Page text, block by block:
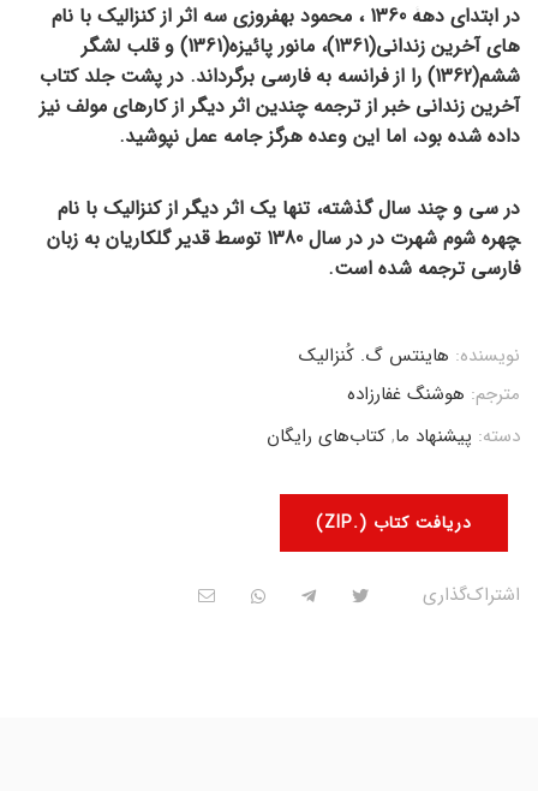
در ابتدای دهۀ 1360 ، محمود بهفروزی سه اثر از کنزالیک با نام
های آخ‍ری‍ن‌ زن‍دان‍ی(1361)‌، م‍ان‍ور پ‍ائ‍ی‍زه‌(1361) و ق‍ل‍ب‌ ل‍ش‍گ‍ر
ش‍ش‍م‌(1362) را از فرانسه به فارسی برگرداند. در پشت جلد کتاب
آخ‍ری‍ن‌ زن‍دان‍ی خبر از ترجمه چندین اثر دیگر از کارهای مولف نیز
داده شده بود، اما این وعده هرگز جامه عمل نپوشید.
در سی و چند سال گذشته، تنها یک اثر دیگر از کنزالیک با نام
‍چه‍ره‌ ش‍وم‌ ش‍ه‍رت‌ در در سال 1380 توسط قدیر گلکاریان به زبان
فارسی ترجمه شده است.
دریافت کتاب (.ZIP)
نویسنده: هاینتس گ. کُنزالیک
مترجم: هوشنگ غفارزاده
دسته: پیشنهاد ما, کتاب‌های رایگان
اشتراک‌گذاری